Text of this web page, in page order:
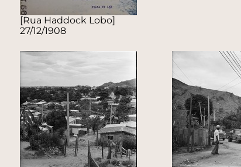
[Rua Haddock Lobo]
27/12/1908